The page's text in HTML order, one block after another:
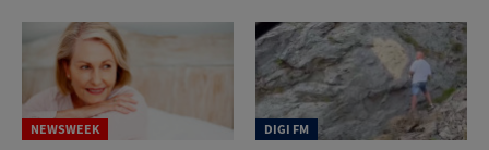
NEWSWEEK DIGI FM